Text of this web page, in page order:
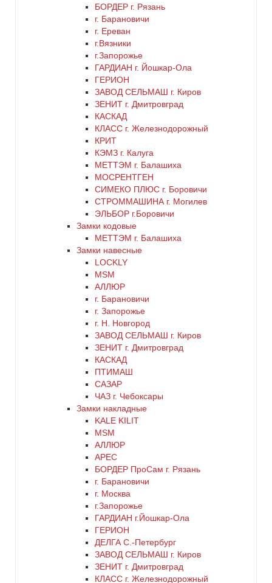
БОРДЕР г. Рязань
г. Барановичи
г. Ереван
г.Вязники
г.Запорожье
ГАРДИАН г. Йошкар-Ола
ГЕРИОН
ЗАВОД СЕЛЬМАШ г. Киров
ЗЕНИТ г. Дмитровград
КАСКАД
КЛАСС г. Железнодорожный
КРИТ
КЭМЗ г. Калуга
МЕТТЭМ г. Балашиха
МОСРЕНТГЕН
СИМЕКО ПЛЮС г. Боровичи
СТРОММАШИНА г. Могилев
ЭЛЬБОР г.Боровичи
Замки кодовые
МЕТТЭМ г. Балашиха
Замки навесные
LOCKLY
MSM
АЛЛЮР
г. Барановичи
г. Запорожье
г. Н. Новгород
ЗАВОД СЕЛЬМАШ г. Киров
ЗЕНИТ г. Дмитровград
КАСКАД
ПТИМАШ
САЗАР
ЧАЗ г. Чебоксары
Замки накладные
KALE KILIT
MSM
АЛЛЮР
АРЕС
БОРДЕР ПроСам г. Рязань
г. Барановичи
г. Москва
г.Запорожье
ГАРДИАН г.Йошкар-Ола
ГЕРИОН
ДЕЛГА С.-Петербург
ЗАВОД СЕЛЬМАШ г. Киров
ЗЕНИТ г. Дмитровград
КЛАСС г. Железнодорожный